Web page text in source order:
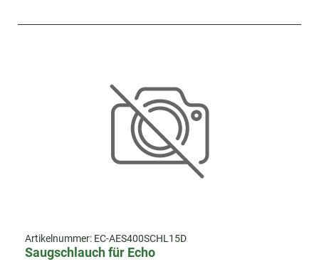
Artikelnummer: EC-AES400SCHL15D
Saugschlauch für Echo